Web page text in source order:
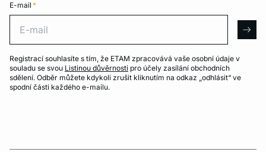
E-mail *
Registrací souhlasíte s tím, že ETAM zpracovává vaše osobní údaje v
souladu se svou Listinou důvěrnosti pro účely zasílání obchodních
sdělení. Odběr můžete kdykoli zrušit kliknutím na odkaz „odhlásit“ ve
spodní části každého e-mailu.